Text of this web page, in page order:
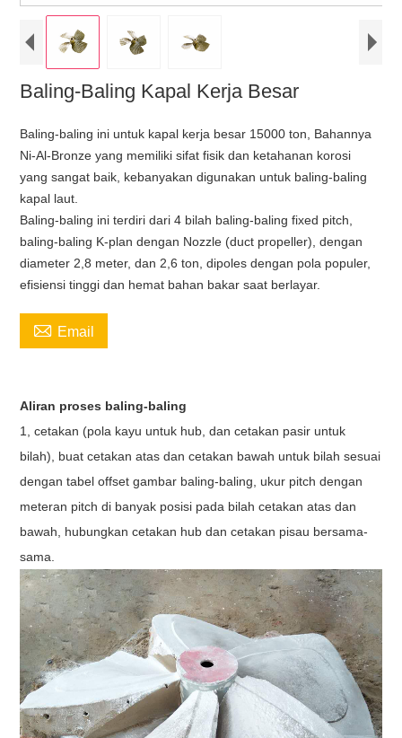
Baling-Baling Kapal Kerja Besar
Baling-baling ini untuk kapal kerja besar 15000 ton, Bahannya
Ni-Al-Bronze yang memiliki sifat fisik dan ketahanan korosi
yang sangat baik, kebanyakan digunakan untuk baling-baling
kapal laut.
Baling-baling ini terdiri dari 4 bilah baling-baling fixed pitch,
baling-baling K-plan dengan Nozzle (duct propeller), dengan
diameter 2,8 meter, dan 2,6 ton, dipoles dengan pola populer,
efisiensi tinggi dan hemat bahan bakar saat berlayar.
 Email
Aliran proses baling-baling
1, cetakan (pola kayu untuk hub, dan cetakan pasir untuk
bilah), buat cetakan atas dan cetakan bawah untuk bilah sesuai
dengan tabel offset gambar baling-baling, ukur pitch dengan
meteran pitch di banyak posisi pada bilah cetakan atas dan
bawah, hubungkan cetakan hub dan cetakan pisau bersama-
sama.